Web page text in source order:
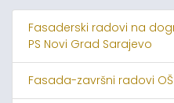
Fasaderski radovi na
PS Novi Grad Sarajevo
Fasada-završni radovi